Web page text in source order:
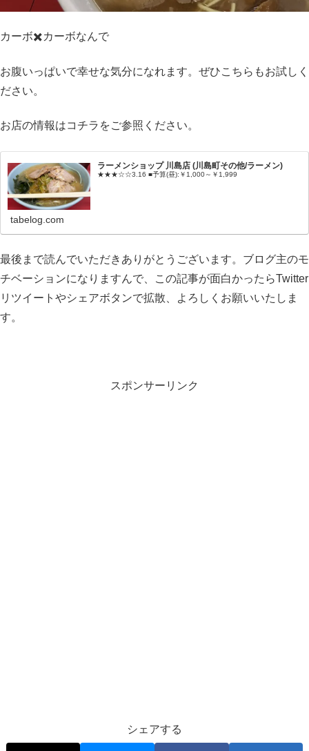
カーボ✖️カーボなんで
お腹いっぱいで幸せな気分になれます。ぜひこちらもお試しく
ださい。
お店の情報はコチラをご参照ください。
ラーメンショップ 川島店 (川島町その他/ラーメン)
★★★☆☆3.16 ■予算(昼):￥1,000～￥1,999
tabelog.com
最後まで読んでいただきありがとうございます。ブログ主のモ
チベーションになりますんで、この記事が面白かったらTwitter
リツイートやシェアボタンで拡散、よろしくお願いいたしま
す。
スポンサーリンク
シェアする